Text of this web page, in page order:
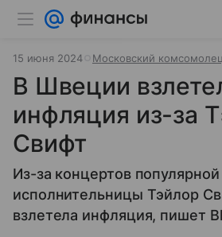
15 июня 2024 Московский комсомолец
В Швеции
инфляция из-за
Свифт
Из-за концертов популярной
исполнительницы Тэйлор
взлетела инфляция, пишет